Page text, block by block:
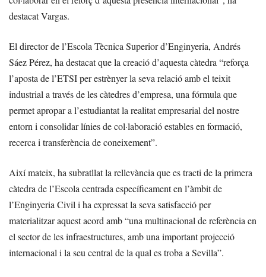
destacat Vargas.
El director de l’Escola Tècnica Superior d’Enginyeria, Andrés
Sáez Pérez, ha destacat que la creació d’aquesta càtedra “reforça
l’aposta de l’ETSI per estrènyer la seva relació amb el teixit
industrial a través de les càtedres d’empresa, una fórmula que
permet apropar a l’estudiantat la realitat empresarial del nostre
entorn i consolidar línies de col·laboració estables en formació,
recerca i transferència de coneixement”.
Així mateix, ha subratllat la rellevància que es tracti de la primera
càtedra de l’Escola centrada específicament en l’àmbit de
l’Enginyeria Civil i ha expressat la seva satisfacció per
materialitzar aquest acord amb “una multinacional de referència en
el sector de les infraestructures, amb una important projecció
internacional i la seu central de la qual es troba a Sevilla”.